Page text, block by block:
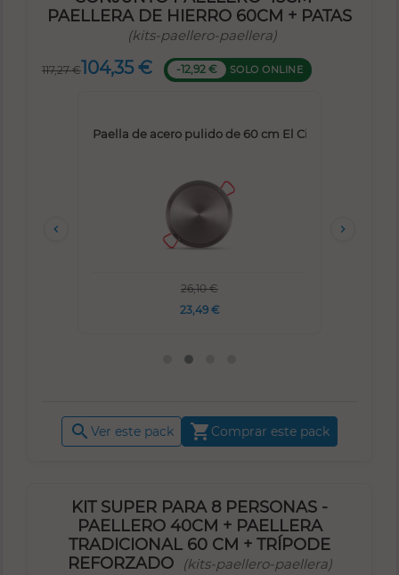
PAELLERA DE HIERRO 60CM + PATAS
(kits-paellero-paellera)
117,27 €104,35 € -12,92 € SOLO ONLINE

Paella de acero pulido de 60 cm El Cid
26,10 €
23,49 €

 Ver este pack  Comprar este pack
KIT SUPER PARA 8 PERSONAS -
PAELLERO 40CM + PAELLERA
TRADICIONAL 60 CM + TRÍPODE
REFORZADO
(kits-paellero-paellera)